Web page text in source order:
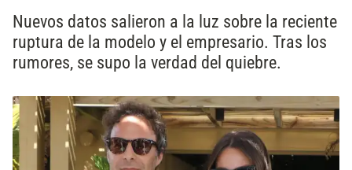
Nuevos datos salieron a la luz sobre la reciente
ruptura de la modelo y el empresario. Tras los
rumores, se supo la verdad del quiebre.